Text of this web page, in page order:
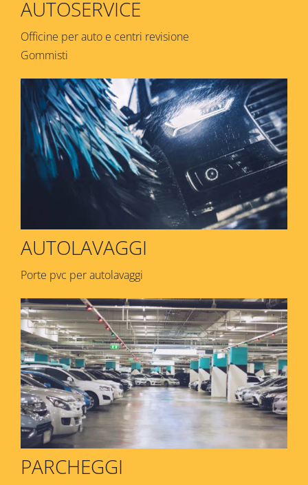
AUTOSERVICE
Officine per auto e centri revisione
Gommisti
AUTOLAVAGGI
Porte pvc per autolavaggi
PARCHEGGI